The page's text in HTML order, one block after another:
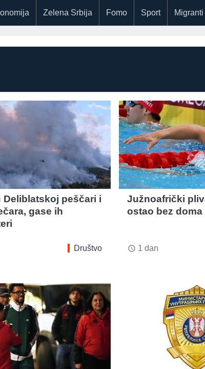
Zelena Srbija Fomo Sport Migranti
Deliblatskoj peščari i
gase ih
Društvo
Južnoafrički
ostao bez doma
access_time 1 dan